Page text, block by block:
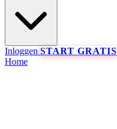
Inloggen START GRATIS
Home